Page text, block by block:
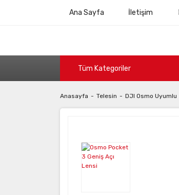
Ana Sayfa İletişim
Tüm Kategoriler
Anasayfa Telesin DJI Osmo Uyumlu